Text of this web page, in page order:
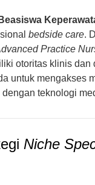
Beasiswa
bedside care.
Practice
otoritas klinis dan
untuk mengakses
teknologi
Niche